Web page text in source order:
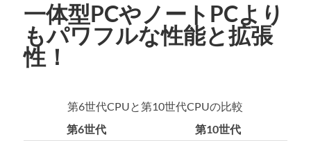
一体型PCやノートPCより
もパワフルな性能と拡張
性！
第6世代CPUと第10世代CPUの比較
第6世代
第10世代